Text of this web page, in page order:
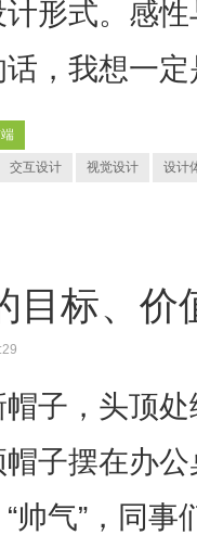
形式。感
，我想一定
交互设计 视觉设计 设计
目标、
子，头顶
子摆在办
帅气”，同事